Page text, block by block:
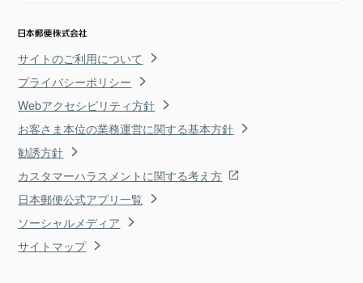
サイトのご利用について
プライバシーポリシー
Webアクセシビリティ方針
お客さま本位の業務運営に関する基本方針
勧誘方針
カスタマーハラスメントに関する考え方
日本郵便公式アプリ一覧
ソーシャルメディア
サイトマップ